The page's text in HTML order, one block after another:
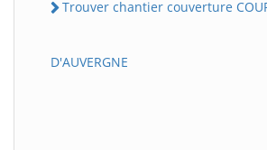
Trouver chantier couverture
D'AUVERGNE